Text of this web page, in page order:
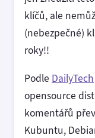
klíčů, ale
(nebezpečné)
roky!!
Podle DailyTech
opensource
komentářů
Kubuntu,